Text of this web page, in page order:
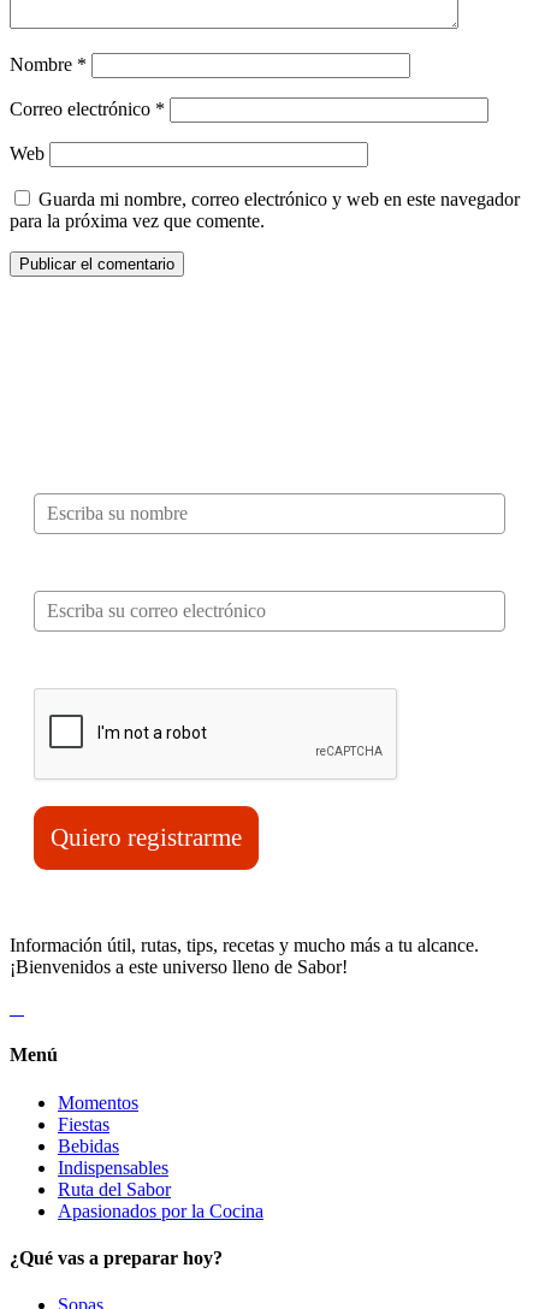
Nombre *
Correo electrónico *
Web
Guarda mi nombre, correo electrónico y web en este navegador
para la próxima vez que comente.
Quiero registrarme
Información útil, rutas, tips, recetas y mucho más a tu alcance.
¡Bienvenidos a este universo lleno de Sabor!
Menú
Momentos
Fiestas
Bebidas
Indispensables
Ruta del Sabor
Apasionados por la Cocina
¿Qué vas a preparar hoy?